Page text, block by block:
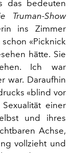
das bedeuten
Truman-Show
ins Zimmer
«Picknick
hätte. Sie
Ich war
war. Daraufhin
«blind vor
einer
und ihres
Achse,
vollzieht und